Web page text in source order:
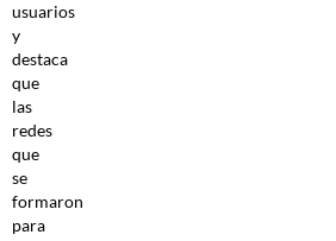
usuarios
y
destaca
que
las
redes
que
se
formaron
para